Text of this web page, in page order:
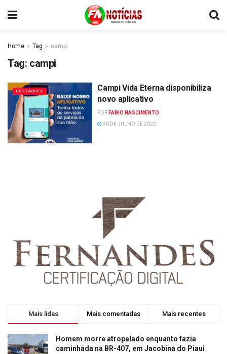
Home Tag campi
Tag: campi
DESTAQUES
Campi Vida Eterna disponibiliza
novo aplicativo
POR FABIO NASCIMENTO
30 DE JULHO DE 2022
Mais lidas Mais comentadas Mais recentes
Homem morre atropelado enquanto fazia
caminhada na BR-407, em Jacobina do Piaui